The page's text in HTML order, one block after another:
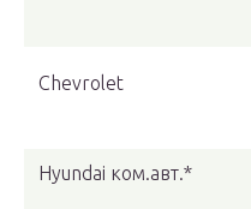
Chevrolet
Hyundai ком.авт.*